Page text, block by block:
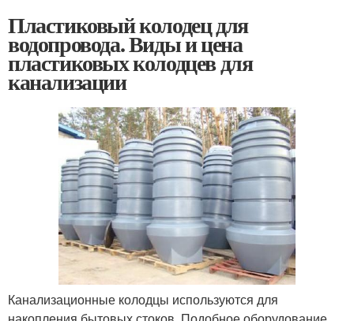
Пластиковый колодец для
водопровода. Виды и цена
пластиковых колодцев для
канализации
Канализационные колодцы используются для